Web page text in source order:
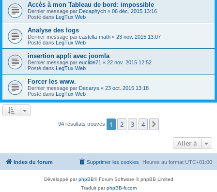
Accès à mon Tableau de bord: impossible
Dernier message par Decaphych « 06 déc. 2015 13:16
Posté dans LegTux Web
Analyse des logs
Dernier message par castella-math « 23 nov. 2015 13:07
Posté dans LegTux Web
insertion appli avec joomla
Dernier message par euclide71 « 22 nov. 2015 12:52
Posté dans LegTux Web
Forcer les www.
Dernier message par Decarys « 23 oct. 2015 13:18
Posté dans LegTux Web
94 résultats trouvés 1 2 3 4
Aller à
Index du forum Heures au format UTC+01:00
Supprimer les cookies
Développé parphpBB® Forum Software © phpBB Limited
Traduit parphpBB-fr.com